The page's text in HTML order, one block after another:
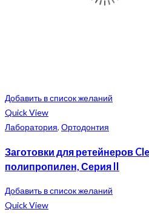
Добавить в список желаний
Quick View
Лаборатория, Ортодонтия
Заготовки для ретейнеров
полипропилен, Серия II
Добавить в список желаний
Quick View